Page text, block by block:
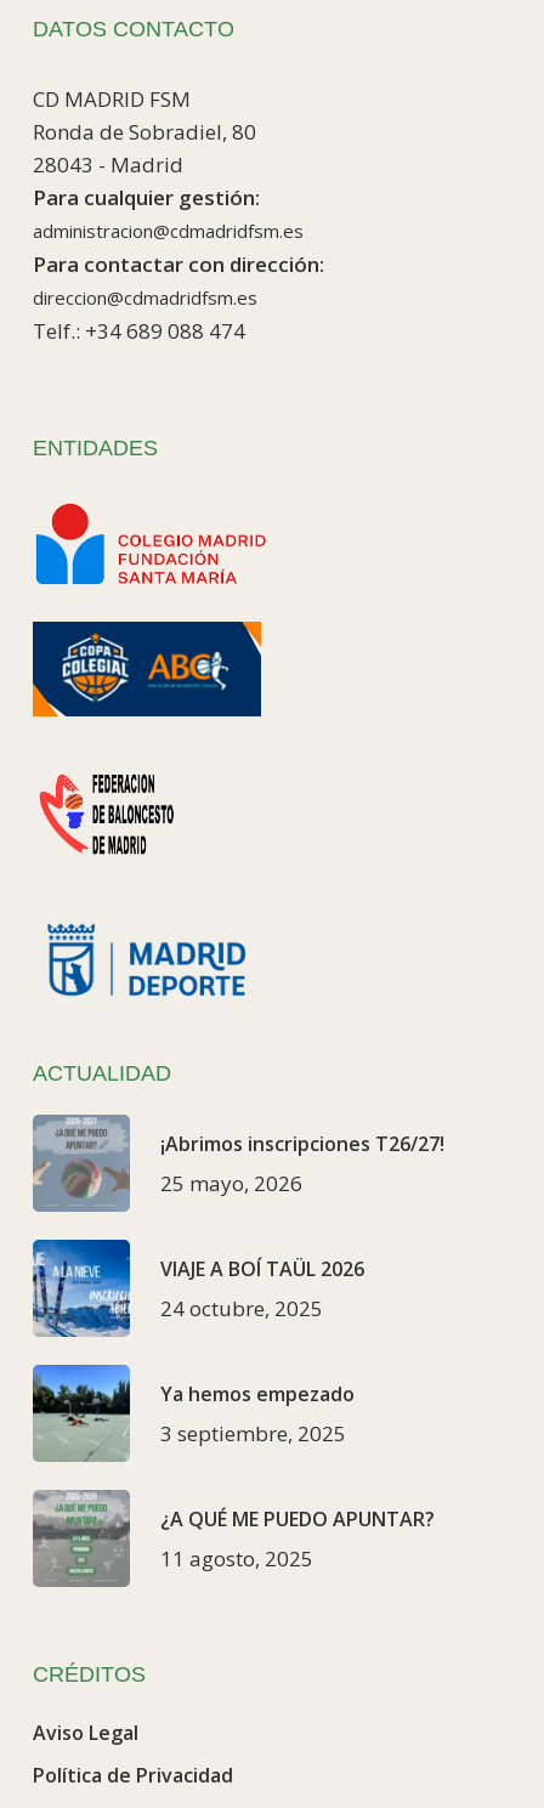
DATOS CONTACTO
CD MADRID FSM
Ronda de Sobradiel, 80
28043 - Madrid
Para cualquier gestión:
administracion@cdmadridfsm.es
Para contactar con dirección:
direccion@cdmadridfsm.es
Telf.: +34 689 088 474
ENTIDADES
ACTUALIDAD
¡Abrimos inscripciones T26/27!
25 mayo, 2026
VIAJE A BOÍ TAÜL 2026
24 octubre, 2025
Ya hemos empezado
3 septiembre, 2025
¿A QUÉ ME PUEDO APUNTAR?
11 agosto, 2025
CRÉDITOS
Aviso Legal
Política de Privacidad